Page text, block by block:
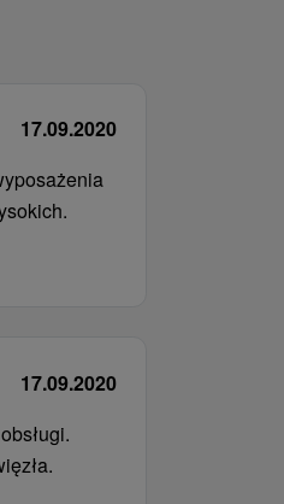
17.09.2020
17.09.2020